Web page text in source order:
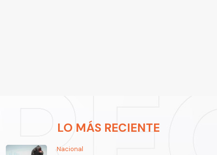
LO MÁS RECIENTE
Nacional